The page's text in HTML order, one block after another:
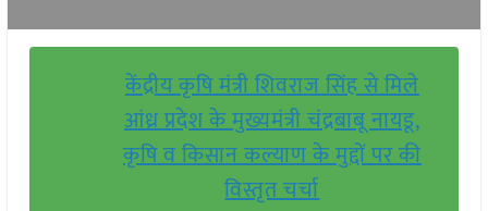
केंद्रीय कृषि मंत्री शिवराज सिंह से मिले
आंध्र प्रदेश के मुख्यमंत्री चंद्रबाबू नायडू,
कृषि व किसान कल्याण के मुद्दों पर की
विस्तृत चर्चा